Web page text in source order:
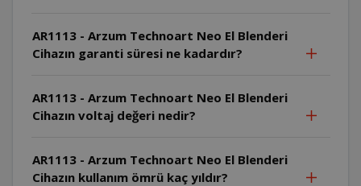
AR1113 - Arzum Technoart Neo El Blenderi
Cihazın garanti süresi ne kadardır?
AR1113 - Arzum Technoart Neo El Blenderi
Cihazın voltaj değeri nedir?
AR1113 - Arzum Technoart Neo El Blenderi
Cihazın kullanım ömrü kaç yıldır?